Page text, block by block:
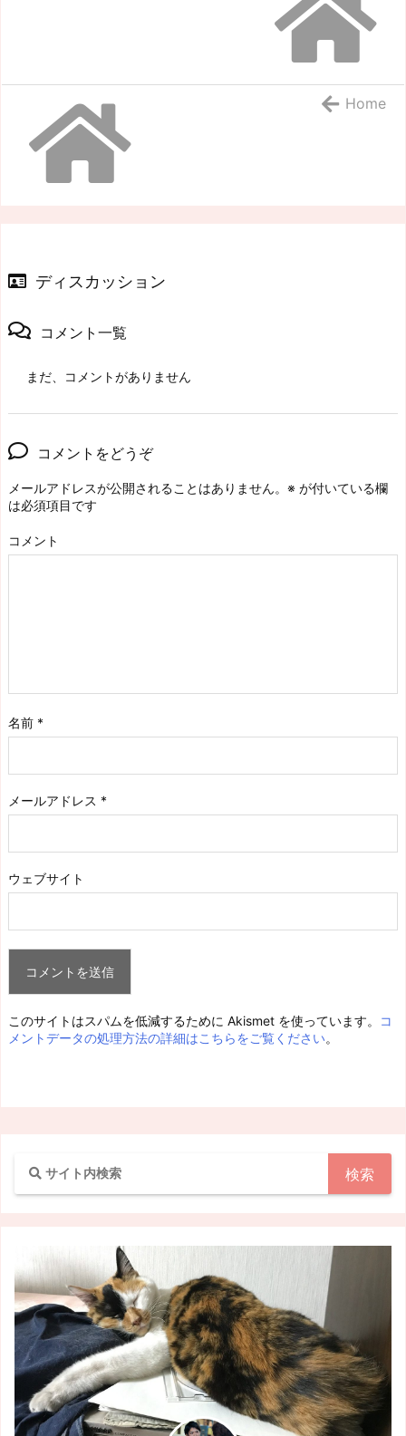
Home
ディスカッション
コメント一覧
まだ、コメントがありません
コメントをどうぞ
メールアドレスが公開されることはありません。 ※ が付いている欄
は必須項目です
コメント
名前 *
メールアドレス *
ウェブサイト
このサイトはスパムを低減するために Akismet を使っています。
コ
メントデータの処理方法の詳細はこちらをご覧ください。